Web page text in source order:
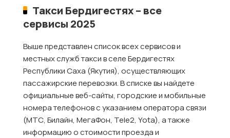
Такси Бердигестях – все
сервисы 2025
Выше представлен список всех сервисов и
местных служб такси в селе Бердигестях
Республики Саха (Якутия), осуществляющих
пассажирские перевозки. В списке вы найдете
официальные веб-сайты, городские и мобильные
номера телефонов с указанием оператора связи
(МТС, Билайн, МегаФон, Tele2, Yota), а также
информацию о стоимости проезда и